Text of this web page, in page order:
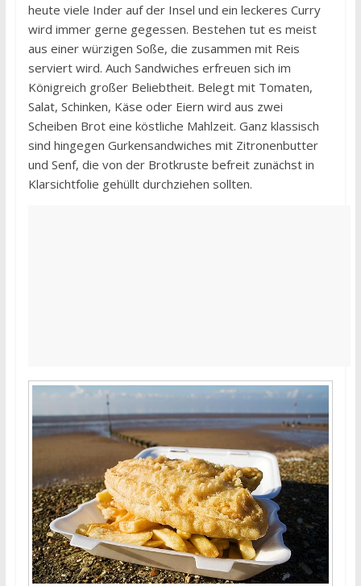
heute viele Inder auf der Insel und ein leckeres Curry
wird immer gerne gegessen. Bestehen tut es meist
aus einer würzigen Soße, die zusammen mit Reis
serviert wird. Auch Sandwiches erfreuen sich im
Königreich großer Beliebtheit. Belegt mit Tomaten,
Salat, Schinken, Käse oder Eiern wird aus zwei
Scheiben Brot eine köstliche Mahlzeit. Ganz klassisch
sind hingegen Gurkensandwiches mit Zitronenbutter
und Senf, die von der Brotkruste befreit zunächst in
Klarsichtfolie gehüllt durchziehen sollten.